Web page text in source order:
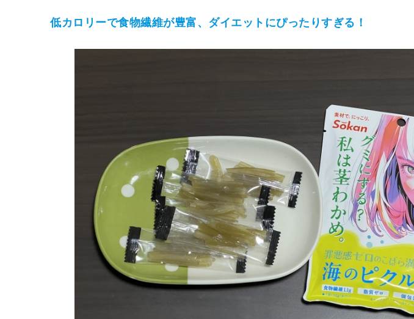
低カロリーで食物繊維が豊富、ダイエットにぴったりすぎる！